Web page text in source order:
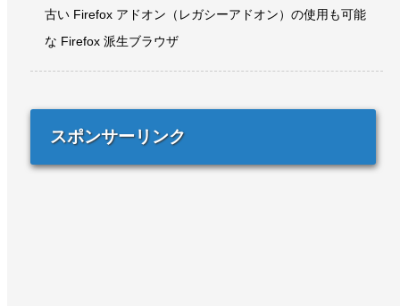
古い Firefox アドオン（レガシーアドオン）の使用も可能
な Firefox 派生ブラウザ
スポンサーリンク